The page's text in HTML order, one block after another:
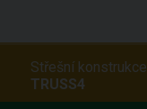
Střešní konstrukce
TRUSS4